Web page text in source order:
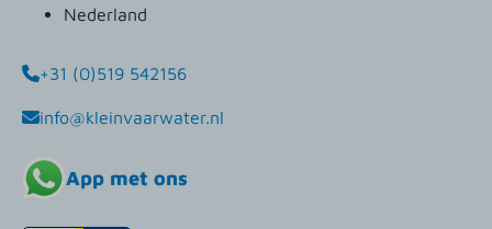
Nederland
+31 (0)519 542156
info@kleinvaarwater.nl
App met ons